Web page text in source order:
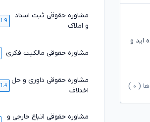
اید و
( ۰
مشاوره حقوقی ثبت اسناد
و املاک
1.9 هزار
مشاوره حقوقی مالکیت فکری
مشاوره حقوقی داوری و حل
اختلاف
1.4 هزار
مشاوره حقوقی اتباع خارجی و